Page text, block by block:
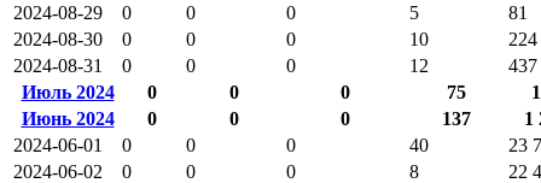
2024-08-29
0 0 0 5
81
2024-08-30
0 0 0 10
224
2024-08-31
0 0 0 12
437
Июль 2024
0 0 0 75
Июнь 2024
0 0 0 137
1
2024-06-01
0 0 0 40
23
2024-06-02
0 0 0 8
22